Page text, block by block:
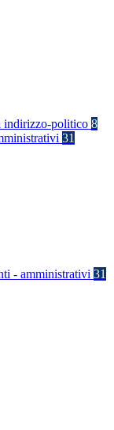
indirizzo-politico 8
31
- amministrativi 31